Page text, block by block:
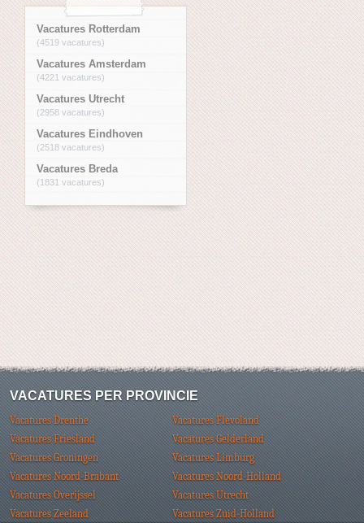
Vacatures Rotterdam
(4519 vacatures)
Vacatures Amsterdam
(4221 vacatures)
Vacatures Utrecht
(2958 vacatures)
Vacatures Eindhoven
(2518 vacatures)
Vacatures Breda
(1831 vacatures)
VACATURES PER PROVINCIE
Vacatures Drenthe
Vacatures Flevoland
Vacatures Friesland
Vacatures Gelderland
Vacatures Groningen
Vacatures Limburg
Vacatures Noord-Brabant
Vacatures Noord-Holland
Vacatures Overijssel
Vacatures Utrecht
Vacatures Zeeland
Vacatures Zuid-Holland